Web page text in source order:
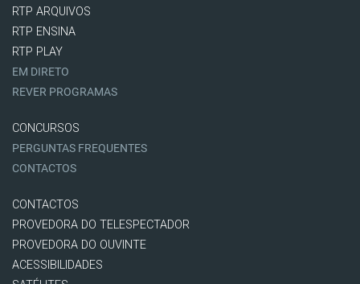
RTP ARQUIVOS
RTP ENSINA
RTP PLAY
EM DIRETO
REVER PROGRAMAS
CONCURSOS
PERGUNTAS FREQUENTES
CONTACTOS
CONTACTOS
PROVEDORA DO TELESPECTADOR
PROVEDORA DO OUVINTE
ACESSIBILIDADES